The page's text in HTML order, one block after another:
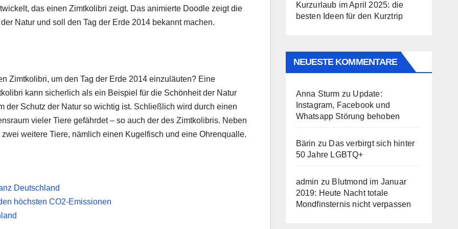
das einen Zimtkolibri zeigt. Das animierte Doodle zeigt die
Natur und soll den Tag der Erde 2014 bekannt machen.
Zimtkolibri, um den Tag der Erde 2014 einzuläuten? Eine
kann sicherlich als ein Beispiel für die Schönheit der Natur
der Schutz der Natur so wichtig ist. Schließlich wird durch einen
vieler Tiere gefährdet – so auch der des Zimtkolibris. Neben
weitere Tiere, nämlich einen Kugelfisch und eine Ohrenqualle.
Deutschland
höchsten CO2-Emissionen
Kurzurlaub im April 2025: die
besten Ideen für den Kurztrip
NEUESTE KOMMENTARE
Anna Sturm zu Update:
Instagram, Facebook und
Whatsapp Störung behoben
Bärin zu Das verbirgt sich hinter
50 Jahre LGBTQ+
admin zu Blutmond im Januar
2019: Heute Nacht totale
Mondfinsternis nicht verpassen